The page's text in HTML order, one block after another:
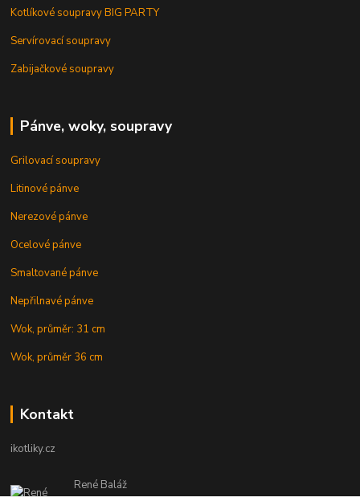
Kotlíkové soupravy BIG PARTY
Servírovací soupravy
Zabijačkové soupravy
Pánve, woky, soupravy
Grilovací soupravy
Litinové pánve
Nerezové pánve
Ocelové pánve
Smaltované pánve
Nepřilnavé pánve
Wok, průměr: 31 cm
Wok, průměr 36 cm
Kontakt
ikotliky.cz
René Baláž